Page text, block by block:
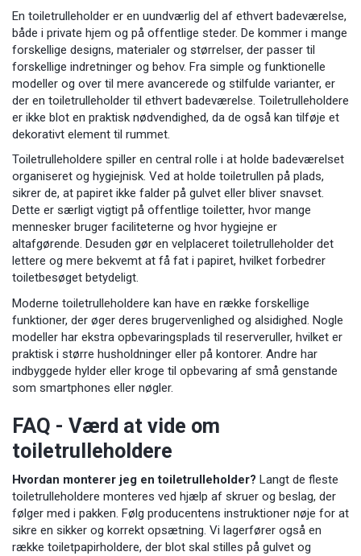
En toiletrulleholder er en uundværlig del af ethvert badeværelse,
både i private hjem og på offentlige steder. De kommer i mange
forskellige designs, materialer og størrelser, der passer til
forskellige indretninger og behov. Fra simple og funktionelle
modeller og over til mere avancerede og stilfulde varianter, er
der en toiletrulleholder til ethvert badeværelse. Toiletrulleholdere
er ikke blot en praktisk nødvendighed, da de også kan tilføje et
dekorativt element til rummet.
Toiletrulleholdere spiller en central rolle i at holde badeværelset
organiseret og hygiejnisk. Ved at holde toiletrullen på plads,
sikrer de, at papiret ikke falder på gulvet eller bliver snavset.
Dette er særligt vigtigt på offentlige toiletter, hvor mange
mennesker bruger faciliteterne og hvor hygiejne er
altafgørende. Desuden gør en velplaceret toiletrulleholder det
lettere og mere bekvemt at få fat i papiret, hvilket forbedrer
toiletbesøget betydeligt.
Moderne toiletrulleholdere kan have en række forskellige
funktioner, der øger deres brugervenlighed og alsidighed. Nogle
modeller har ekstra opbevaringsplads til reserveruller, hvilket er
praktisk i større husholdninger eller på kontorer. Andre har
indbyggede hylder eller kroge til opbevaring af små genstande
som smartphones eller nøgler.
FAQ - Værd at vide om
toiletrulleholdere
Hvordan monterer jeg en toiletrulleholder? Langt de fleste
toiletrulleholdere monteres ved hjælp af skruer og beslag, der
følger med i pakken. Følg producentens instruktioner nøje for at
sikre en sikker og korrekt opsætning. Vi lagerfører også en
række toiletpapirholdere, der blot skal stilles på gulvet og